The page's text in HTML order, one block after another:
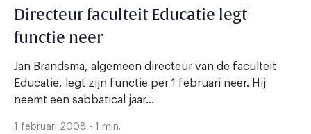
Directeur faculteit Educatie legt
functie neer
Jan Brandsma, algemeen directeur van de faculteit
Educatie, legt zijn functie per 1 februari neer. Hij
neemt een sabbatical jaar...
1 februari 2008 - 1 min.